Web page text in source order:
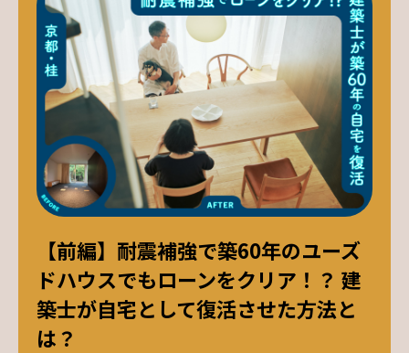
【前編】耐震補強で築60年のユーズ
ドハウスでもローンをクリア！？ 建
築士が自宅として復活させた方法と
は？